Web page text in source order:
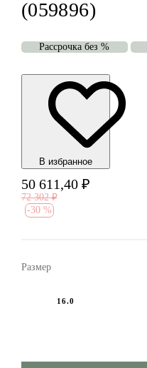
(059896)
Рассрочка без %
В избранноe
50 611,40 ₽
72 302 ₽
-30 %
Размер
16.0